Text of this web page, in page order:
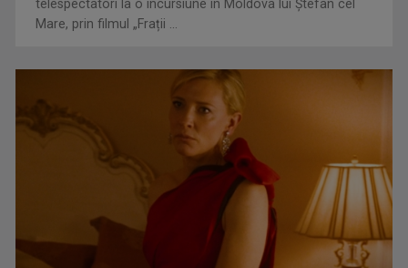
Una dintre cele mai longevive emisiuni din ...
WEEKEND MATINAL
BOGDAN ŞERBAN IANCU
În trei decenii de carieră a făcut anchete ...
telespectatori la o incursiune în Moldova lui Ștefan cel
Mare, prin filmul „Frații ...